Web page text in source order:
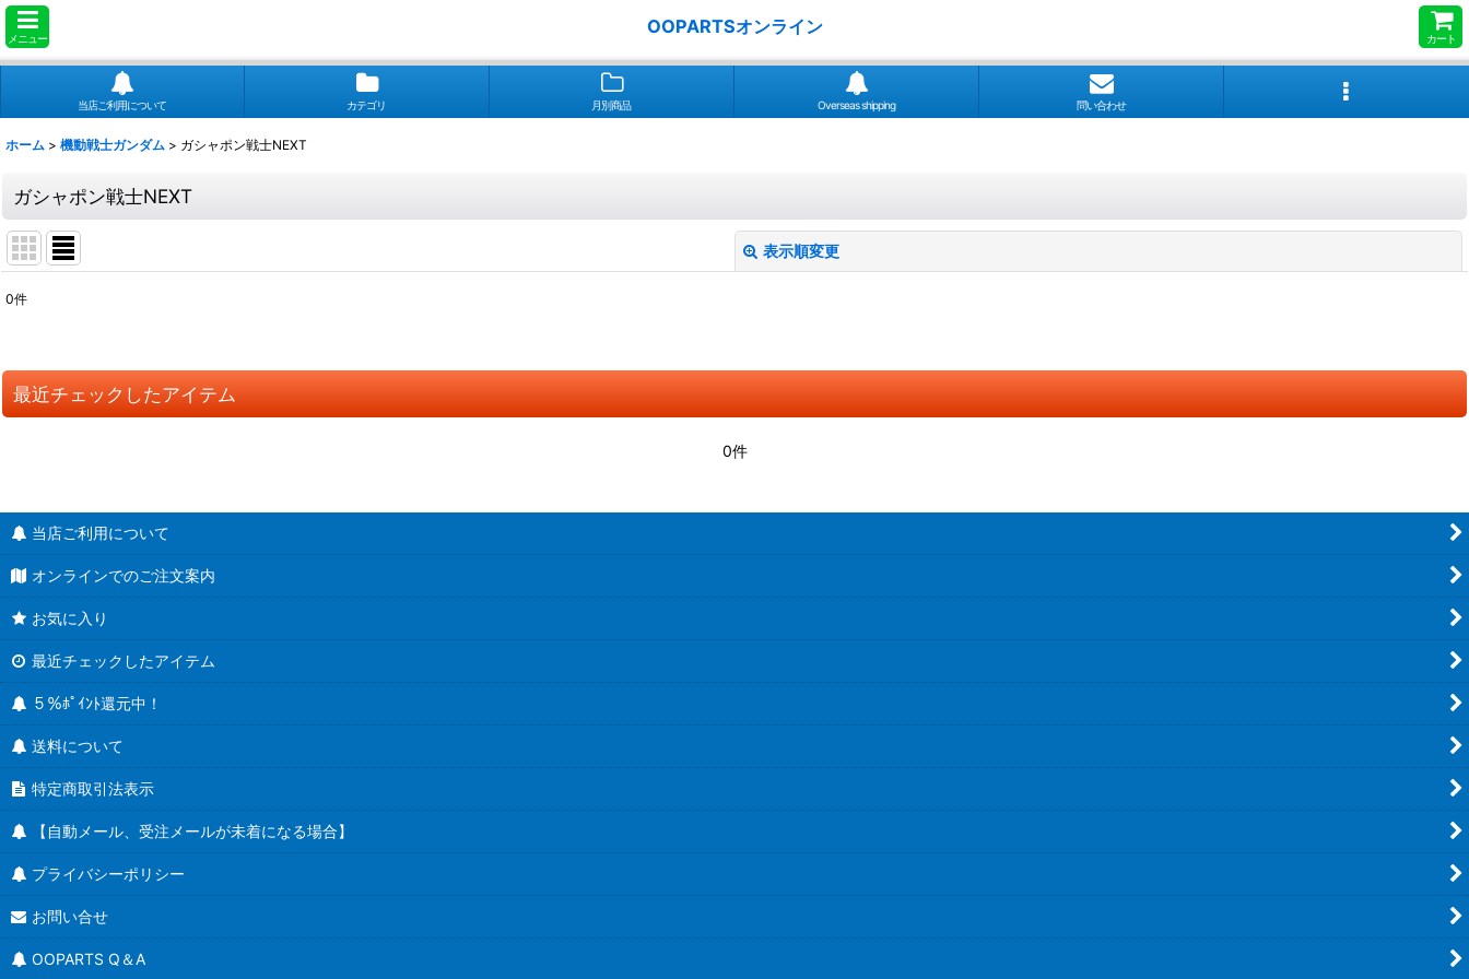
メニュー
OOPARTSオンライン
カート
当店ご利用について カテゴリ 月別商品 Overseas shipping 問い合わせ
ホーム > 機動戦士ガンダム > ガシャポン戦士NEXT
ガシャポン戦士NEXT
表示順変更
並び順:
0件
最近チェックしたアイテム
0件
当店ご利用について
オンラインでのご注文案内
お気に入り
最近チェックしたアイテム
５％ﾎﾟｲﾝﾄ還元中！
送料について
特定商取引法表示
【自動メール、受注メールが未着になる場合】
プライバシーポリシー
お問い合せ
OOPARTS Q＆A